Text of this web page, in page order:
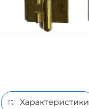
Характеристики